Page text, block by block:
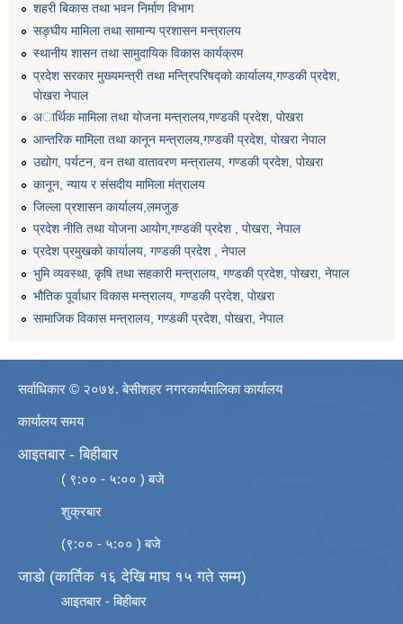
शहरी बिकास तथा भवन निर्माण विभाग
सङ्घीय मामिला तथा सामान्य प्रशासन मन्त्रालय
स्थानीय शासन तथा सामुदायिक विकास कार्यक्रम
प्रदेश सरकार मुख्यमन्त्री तथा मन्त्रिपरिषद्को कार्यालय,गण्डकी प्रदेश,
पाेखरा नेपाल
अार्थिक मामिला तथा योजना मन्त्रालय,गण्डकी प्रदेश, पोखरा
आन्तरिक मामिला तथा कानून मन्त्रालय,गण्डकी प्रदेश, पाेखरा नेपाल
उद्योग, पर्यटन, वन तथा वातावरण मन्त्रालय, गण्डकी प्रदेश, पोखरा
कानून, न्याय र संसदीय मामिला मंत्रालय
जिल्ला प्रशासन कार्यालय,लमजुङ
प्रदेश नीति तथा योजना आयोग,गण्डकी प्रदेश , पोखरा, नेपाल
प्रदेश प्रमुखको कार्यालय, गण्डकी प्रदेश , नेपाल
भुमि व्यवस्था, कृषि तथा सहकारी मन्त्रालय, गण्डकी प्रदेश, पोखरा, नेपाल
भौतिक पूर्वाधार विकास मन्त्रालय, गण्डकी प्रदेश, पाेखरा
सामाजिक विकास मन्त्रालय, गण्डकी प्रदेश, पोखरा, नेपाल
सर्वाधिकार © २०७४. बेसीशहर नगरकार्यपालिका कार्यालय
कार्यालय समय
आइतबार - बिहीबार
( ९:०० - ५:०० ) बजे
शुक्रबार
(९:०० - ५:०० ) बजे
जाडो (कार्तिक १६ देखि माघ १५ गते सम्म)
आइतबार - बिहीबार